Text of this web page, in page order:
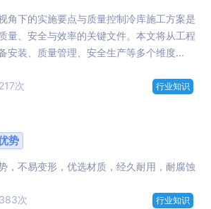
角下的实施要点与质量控制冷库施工方案是
量、安全与效率的关键文件。本文将从工程
安装、质量管理、安全生产等多个维度...
次 行业知识
势
，不易变形，优选材质，经久耐用，耐腐蚀
次 行业知识